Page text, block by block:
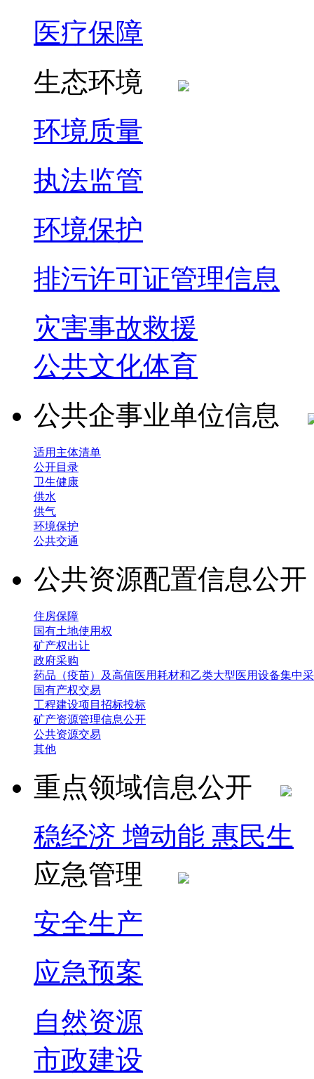
医疗保障
生态环境
环境质量
执法监管
环境保护
排污许可证管理信息
灾害事故救援
公共文化体育
公共企事业单位信息
适用主体清单
公开目录
卫生健康
供水
供气
环境保护
公共交通
公共资源配置信息公
住房保障
国有土地使用权
矿产权出让
政府采购
药品（疫苗）及高值医用耗材和乙类大型医用设备集中
国有产权交易
工程建设项目招标投标
矿产资源管理信息公开
公共资源交易
其他
重点领域信息公开
稳经济 增动能 惠民生
应急管理
安全生产
应急预案
自然资源
市政建设